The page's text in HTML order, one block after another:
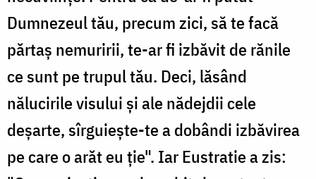
Dumnezeul tău, precum zici, să te facă
părtaş nemuririi, te-ar fi izbăvit de rănile
ce sunt pe trupul tău. Deci, lăsând
nălucirile visului şi ale nădejdii cele
deşarte, sîrguieşte-te a dobândi izbăvirea
pe care o arăt eu ţie". Iar Eustratie a zis: